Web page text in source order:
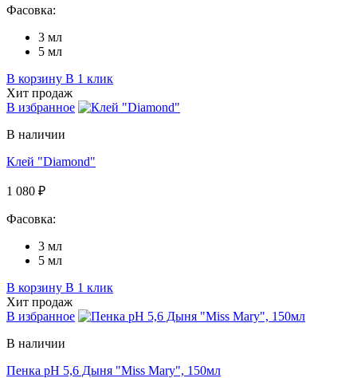
Фасовка:
3 мл
5 мл
В корзину В 1 клик
Хит продаж
В избранное
В наличии
Клей "Diamond"
1 080 ₽
Фасовка:
3 мл
5 мл
В корзину В 1 клик
Хит продаж
В избранное
В наличии
Пенка pH 5,6 Дыня "Miss Mary", 150мл